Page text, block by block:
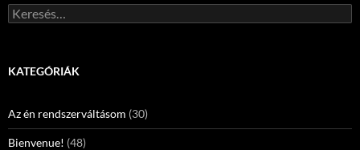
Keresés:
KATEGÓRIÁK
Az én rendszerváltásom (30)
Bienvenue! (48)